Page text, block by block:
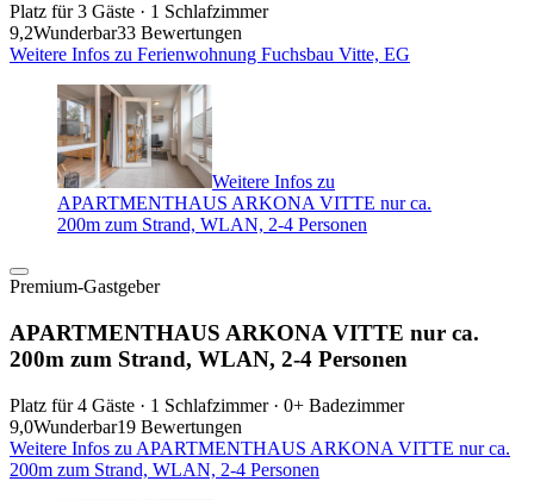
Platz für 3 Gäste · 1 Schlafzimmer
9,2Wunderbar33 Bewertungen
Weitere Infos zu Ferienwohnung Fuchsbau Vitte, EG
Weitere Infos zu
APARTMENTHAUS ARKONA VITTE nur ca.
200m zum Strand, WLAN, 2-4 Personen
Premium-Gastgeber
APARTMENTHAUS ARKONA VITTE nur ca.
200m zum Strand, WLAN, 2-4 Personen
Platz für 4 Gäste · 1 Schlafzimmer · 0+ Badezimmer
9,0Wunderbar19 Bewertungen
Weitere Infos zu APARTMENTHAUS ARKONA VITTE nur ca.
200m zum Strand, WLAN, 2-4 Personen